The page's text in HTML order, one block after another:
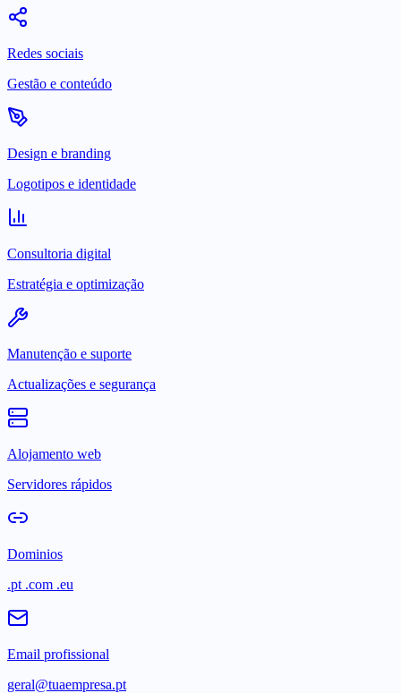
Redes sociais
Gestão e conteúdo
Design e branding
Logotipos e identidade
Consultoria digital
Estratégia e optimização
Manutenção e suporte
Actualizações e segurança
Alojamento web
Servidores rápidos
Dominios
.pt .com .eu
Email profissional
geral@tuaempresa.pt